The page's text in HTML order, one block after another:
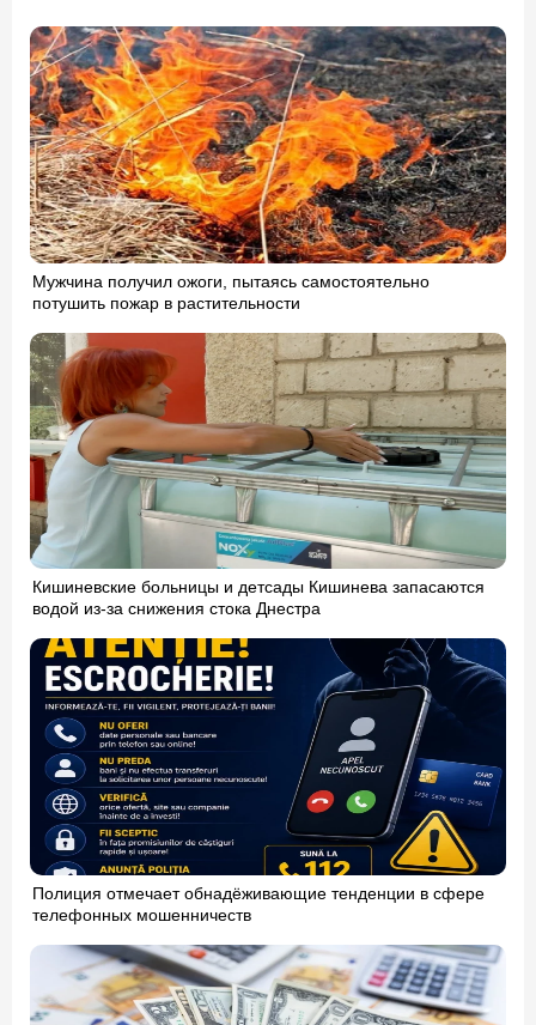
Мужчина получил ожоги, пытаясь самостоятельно
потушить пожар в растительности
Кишиневские больницы и детсады Кишинева запасаются
водой из-за снижения стока Днестра
Полиция отмечает обнадёживающие тенденции в сфере
телефонных мошенничеств